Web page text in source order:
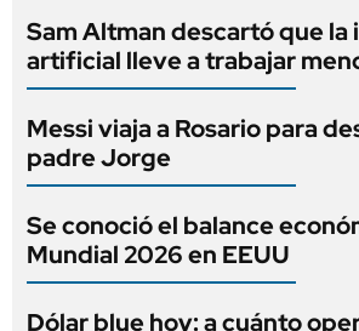
Sam Altman descartó que la
artificial lleve a trabajar
Messi viaja a Rosario para
padre Jorge
Se conoció el balance
Mundial 2026 en EEUU
Dólar blue hoy: a cuánto